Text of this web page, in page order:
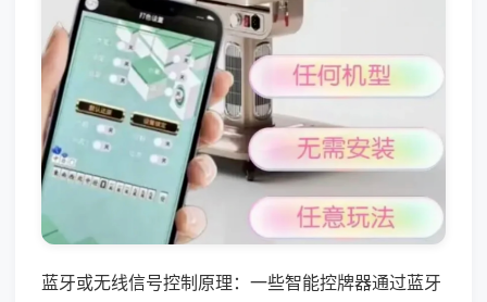
蓝牙或无线信号控制原理：一些智能控牌器通过蓝牙